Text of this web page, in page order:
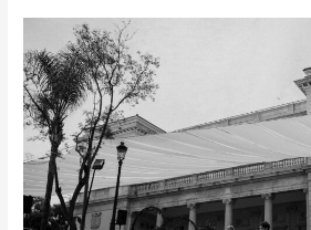
Lourdes
y
Alejandro
#YaSeHanCasado